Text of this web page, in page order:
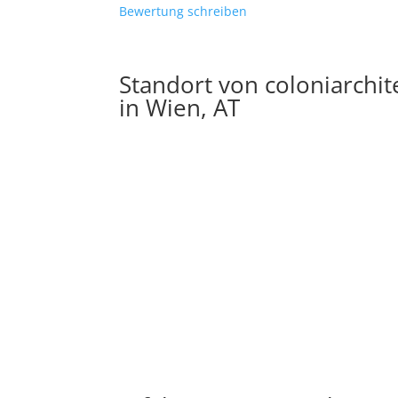
Bewertung schreiben
Standort von
in Wien, AT